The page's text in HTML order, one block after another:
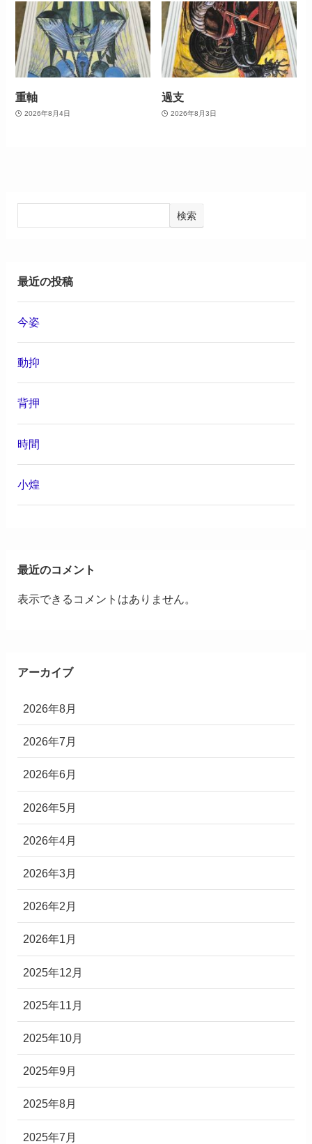
重軸
2026年8月4日
過支
2026年8月3日
検索
最近の投稿
今姿
動抑
背押
時間
小煌
最近のコメント
表示できるコメントはありません。
アーカイブ
2026年8月
2026年7月
2026年6月
2026年5月
2026年4月
2026年3月
2026年2月
2026年1月
2025年12月
2025年11月
2025年10月
2025年9月
2025年8月
2025年7月